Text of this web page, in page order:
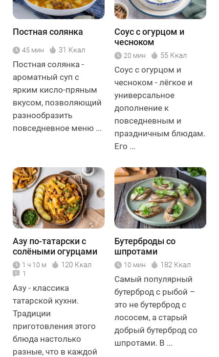
Постная солянка
45 мин 31 Ккал
Постная солянка -
ароматный суп с
ярким кисло-пряным
вкусом, позволяющий
разнообразить
повседневное меню ...
Соус с огурцом и
чесноком
20 мин 55 Ккал
Соус с огурцом и
чесноком - лёгкое и
универсальное
дополнение к
повседневным и
праздничным блюдам.
Его ...
Азу по-татарски с
солёными огурцами
1 ч 10 м 120 Ккал
1
Азу - классика
татарской кухни.
Традиции
приготовления этого
блюда настолько
разные, что в каждой
Бутерброды со
шпротами
10 мин 182 Ккал
Самый популярный
бутерброд с рыбой –
это не бутерброд с
лососем, а старый
добрый бутерброд со
шпротами. В ...